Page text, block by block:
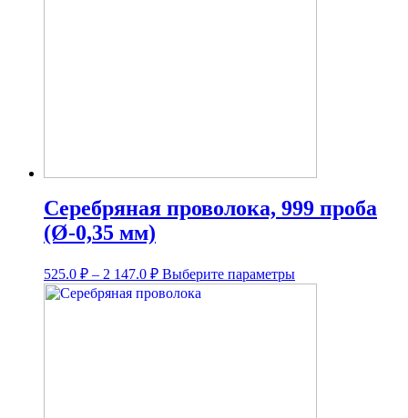
Серебряная проволока, 999 проба
(Ø-0,35 мм)
525.0 ₽ – 2 147.0 ₽Диапазон
цен:
Выберите параметрыЭтот
товар